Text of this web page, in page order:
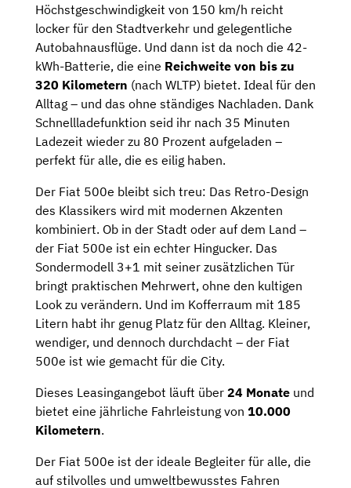
Höchstgeschwindigkeit von 150 km/h reicht
locker für den Stadtverkehr und gelegentliche
Autobahnausflüge. Und dann ist da noch die 42-
kWh-Batterie, die eine Reichweite von bis zu
320 Kilometern (nach WLTP) bietet. Ideal für den
Alltag – und das ohne ständiges Nachladen. Dank
Schnellladefunktion seid ihr nach 35 Minuten
Ladezeit wieder zu 80 Prozent aufgeladen –
perfekt für alle, die es eilig haben.
Der Fiat 500e bleibt sich treu: Das Retro-Design
des Klassikers wird mit modernen Akzenten
kombiniert. Ob in der Stadt oder auf dem Land –
der Fiat 500e ist ein echter Hingucker. Das
Sondermodell 3+1 mit seiner zusätzlichen Tür
bringt praktischen Mehrwert, ohne den kultigen
Look zu verändern. Und im Kofferraum mit 185
Litern habt ihr genug Platz für den Alltag. Kleiner,
wendiger, und dennoch durchdacht – der Fiat
500e ist wie gemacht für die City.
Dieses Leasingangebot läuft über 24 Monate und
bietet eine jährliche Fahrleistung von 10.000
Kilometern.
Der Fiat 500e ist der ideale Begleiter für alle, die
auf stilvolles und umweltbewusstes Fahren